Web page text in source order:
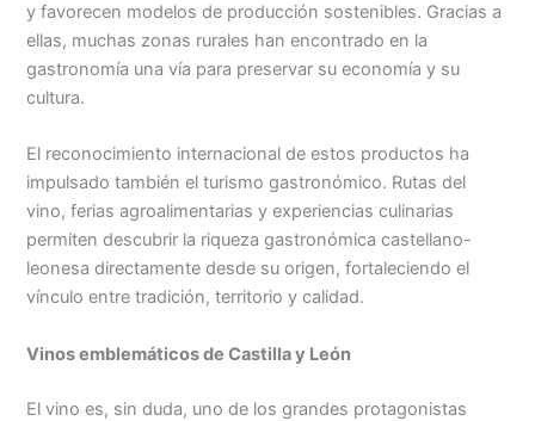
y favorecen modelos de producción sostenibles. Gracias a
ellas, muchas zonas rurales han encontrado en la
gastronomía una vía para preservar su economía y su
cultura.
El reconocimiento internacional de estos productos ha
impulsado también el turismo gastronómico. Rutas del
vino, ferias agroalimentarias y experiencias culinarias
permiten descubrir la riqueza gastronómica castellano-
leonesa directamente desde su origen, fortaleciendo el
vínculo entre tradición, territorio y calidad.
Vinos emblemáticos de Castilla y León
El vino es, sin duda, uno de los grandes protagonistas